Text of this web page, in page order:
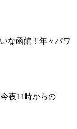
な函館！年々パワ
夜11時からの